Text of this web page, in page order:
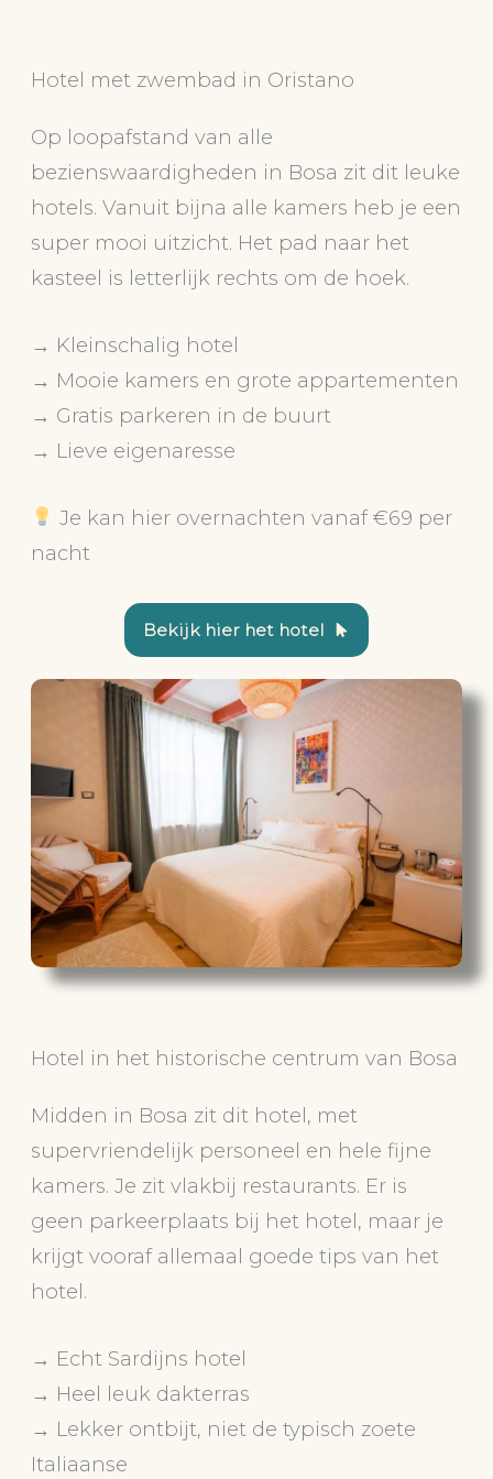
Hotel met zwembad in Oristano
Op loopafstand van alle
bezienswaardigheden in Bosa zit dit leuke
hotels. Vanuit bijna alle kamers heb je een
super mooi uitzicht. Het pad naar het
kasteel is letterlijk rechts om de hoek.
→ Kleinschalig hotel
→ Mooie kamers en grote appartementen
→ Gratis parkeren in de buurt
→ Lieve eigenaresse
Je kan hier overnachten vanaf €69 per
nacht
Bekijk hier het hotel
Hotel in het historische centrum van Bosa
Midden in Bosa zit dit hotel, met
supervriendelijk personeel en hele fijne
kamers. Je zit vlakbij restaurants. Er is
geen parkeerplaats bij het hotel, maar je
krijgt vooraf allemaal goede tips van het
hotel.
→ Echt Sardijns hotel
→ Heel leuk dakterras
→ Lekker ontbijt, niet de typisch zoete
Italiaanse